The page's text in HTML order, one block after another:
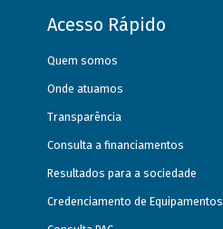
Acesso Rápido
Quem somos
Onde atuamos
Transparência
Consulta a financiamentos
Resultados para a sociedade
Credenciamento de Equipamentos